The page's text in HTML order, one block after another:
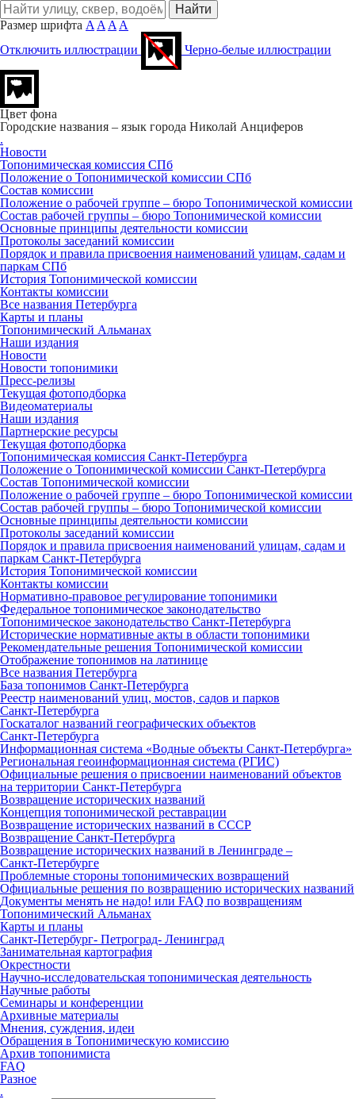
Размер шрифта A A A A
Отключить иллюстрации
Черно-белые иллюстрации
Цвет фона
Городские названия – язык города Николай Анциферов
.
Новости
Топонимическая комиссия СПб
Положение о Топонимической комиссии СПб
Состав комиссии
Положение о рабочей группе – бюро Топонимической комиссии
Состав рабочей группы – бюро Топонимической комиссии
Основные принципы деятельности комиссии
Протоколы заседаний комиссии
Порядок и правила присвоения наименований улицам, садам и
паркам СПб
История Топонимической комиссии
Контакты комиссии
Все названия Петербурга
Карты и планы
Топонимический Альманах
Наши издания
Новости
Новости топонимики
Пресс‑релизы
Текущая фотоподборка
Видеоматериалы
Наши издания
Партнерские ресурсы
Текущая фотоподборка
Топонимическая комиссия Санкт‑Петербурга
Положение о Топонимической комиссии Санкт‑Петербурга
Состав Топонимической комиссии
Положение о рабочей группе – бюро Топонимической комиссии
Состав рабочей группы – бюро Топонимической комиссии
Основные принципы деятельности комиссии
Протоколы заседаний комиссии
Порядок и правила присвоения наименований улицам, садам и
паркам Санкт‑Петербурга
История Топонимической комиссии
Контакты комиссии
Нормативно‑правовое регулирование топонимики
Федеральное топонимическое законодательство
Топонимическое законодательство Санкт‑Петербурга
Исторические нормативные акты в области топонимики
Рекомендательные решения Топонимической комиссии
Отображение топонимов на латинице
Все названия Петербурга
База топонимов Санкт‑Петербурга
Реестр наименований улиц, мостов, садов и парков
Санкт‑Петербурга
Госкаталог названий географических объектов
Санкт‑Петербурга
Информационная система «Водные объекты Санкт‑Петербурга»
Региональная геоинформационная система (РГИС)
Официальные решения о присвоении наименований объектов
на территории Санкт‑Петербурга
Возвращение исторических названий
Концепция топонимической реставрации
Возвращение исторических названий в СССР
Возвращение Санкт‑Петербурга
Возвращение исторических названий в Ленинграде –
Санкт‑Петербурге
Проблемные стороны топонимических возвращений
Официальные решения по возвращению исторических названий
Документы менять не надо! или FAQ по возвращениям
Топонимический Альманах
Карты и планы
Санкт‑Петербург‑ Петроград‑ Ленинград
Занимательная картография
Окрестности
Научно‑исследовательская топонимическая деятельность
Научные работы
Семинары и конференции
Архивные материалы
Мнения, суждения, идеи
Обращения в Топонимическую комиссию
Архив топонимиста
FAQ
Разное
.